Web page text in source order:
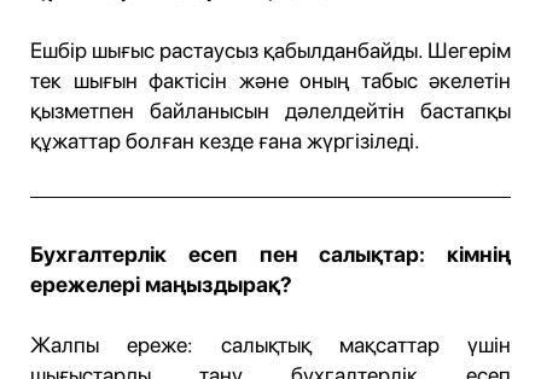
Ешбір шығыс растаусыз қабылданбайды. Шегерім
тек шығын фактісін және оның табыс әкелетін
қызметпен байланысын дәлелдейтін бастапқы
құжаттар болған кезде ғана жүргізіледі.
Бухгалтерлік есеп пен салықтар: кімнің
ережелері маңыздырақ?
Жалпы ереже: салықтық мақсаттар үшін